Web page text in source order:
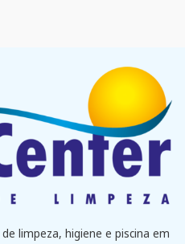
limpeza, higiene e piscina em